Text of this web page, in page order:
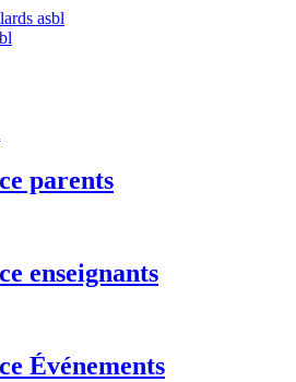
parents
enseignants
Événements